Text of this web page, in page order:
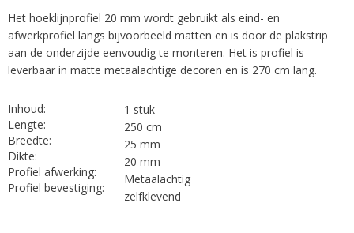
Het hoeklijnprofiel 20 mm wordt gebruikt als eind- en
afwerkprofiel langs bijvoorbeeld matten en is door de plakstrip
aan de onderzijde eenvoudig te monteren. Het is profiel is
leverbaar in matte metaalachtige decoren en is 270 cm lang.
Inhoud:
Lengte:
Breedte:
Dikte:
Profiel afwerking:
Profiel bevestiging:
1 stuk
250 cm
25 mm
20 mm
Metaalachtig
zelfklevend